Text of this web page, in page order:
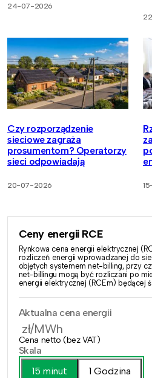
24-07-2026
Czy rozporządzenie
sieciowe zagraża
prosumentom? Operatorzy
sieci odpowiadają
20-07-2026
Ceny energii RCE
Rynkowa cena energii elektrycznej
rozliczeń energii wprowadzanej do
objętych systemem net-billing, przy
net-billingu mogą być rozliczani po
energii elektrycznej (RCEm) będącej
Aktualna cena energii
zł/MWh
Cena netto (bez VAT)
Skala
15 minut
1 Godzina